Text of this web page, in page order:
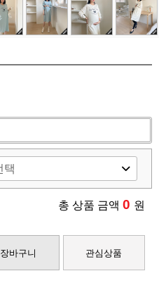
총 상품 금액 0 원
장바구니 관심상품